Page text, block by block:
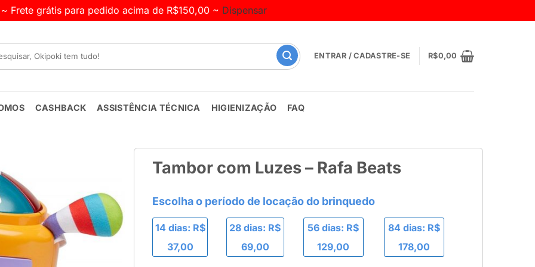
~ Frete grátis para pedido acima de R$150,00 ~ Dispensar
ENTRAR / CADASTRE-SE R$0,00
CASHBACK ASSISTÊNCIA TÉCNICA HIGIENIZAÇÃO FAQ
Tambor com Luzes – Rafa Beats
14 dias: R$
37,00
28 dias: R$
69,00
56 dias: R$
129,00
84 dias: R$
178,00